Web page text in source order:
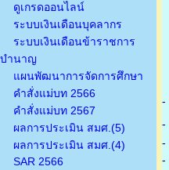
ดูเกรดออนไลน์
ระบบเงินเดือนบุคลากร
ระบบเงินเดือนข้าราชการ
บำนาญ
แผนพัฒนาการจัดการศึกษา
คำสั่งแม่บท 2566
คำสั่งแม่บท 2567
ผลการประเมิน สมศ.(5)
ผลการประเมิน สมศ.(4)
SAR 2566
-
-
-
-